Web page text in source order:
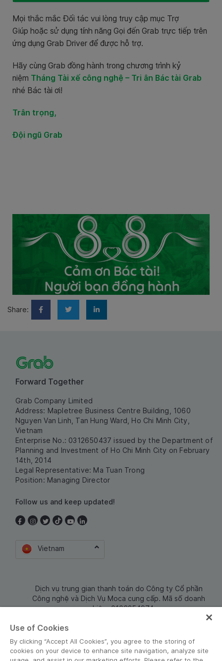
Mọi thắc mắc Đối tác vui lòng truy cập mục Trợ
Giúp hoặc sử dụng tính năng Gọi đến Grab trực tiếp trên
ứng dụng Grab Driver để được hỗ trợ.
Hãy cùng Grab đồng hành trong chương trình kỷ
niệm Tháng Tài xế công nghệ – Tri ân Bác tài Grab
nhé Bác tài ơi!
Trân trọng,
Đội ngũ Grab
Share:
Forward Together
Grab Company Limited
Address: Mapletree Business Centre Building, 1060
Nguyen Van Linh, Tan Hung Ward, Ho Chi Minh City,
Vietnam
Enterprise No.: 0312650437 issued by the Department of
Planning and Investment of Ho Chi Minh City on February
14th, 2014
Legal Representative: Ma Tuan Trong
Position: Managing Director
Follow us and keep updated!
Vietnam
Dịch vụ trung gian thanh toán do Công ty Cổ phần
Công nghệ và Dịch Vụ Moca cung cấp. Mã số doanh
nghiệp: 0106254974
Use of Cookies
By clicking “Accept All Cookies”, you agree to the storing of
cookies on your device to enhance site navigation, analyze site